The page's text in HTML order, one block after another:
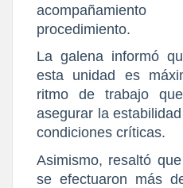
procedimiento.
La galena informó
esta unidad es
ritmo de trabajo
asegurar la
condiciones críticas.
Asimismo, resaltó
se efectuaron más